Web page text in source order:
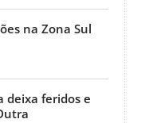
na Zona Sul
deixa feridos e